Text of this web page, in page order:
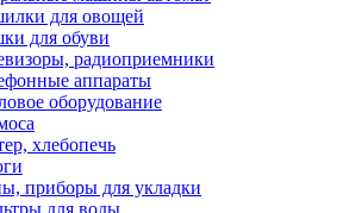
для овощей
для обуви
радиоприемники
аппараты
оборудование
хлебопечь
приборы для укладки
для воды